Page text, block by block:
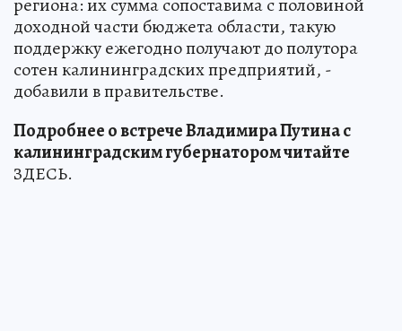
доходной части бюджета области, такую
поддержку ежегодно получают до полутора
сотен калининградских предприятий, -
добавили в правительстве.
Подробнее о встрече Владимира Путина с
калининградским губернатором читайте
ЗДЕСЬ.